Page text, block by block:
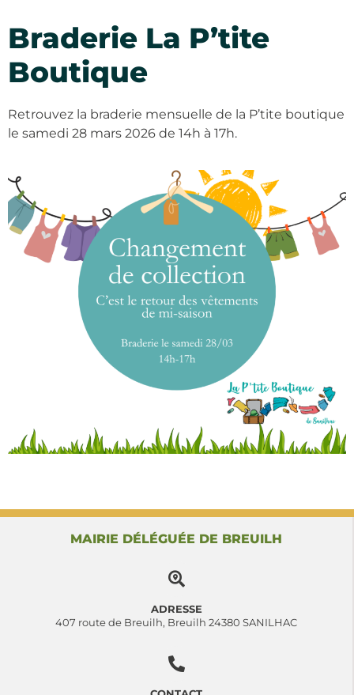
Braderie La P’tite
Boutique
Retrouvez la braderie mensuelle de la P’tite boutique
le samedi 28 mars 2026 de 14h à 17h.
MAIRIE DÉLÉGUÉE DE BREUILH
ADRESSE
407 route de Breuilh, Breuilh 24380 SANILHAC